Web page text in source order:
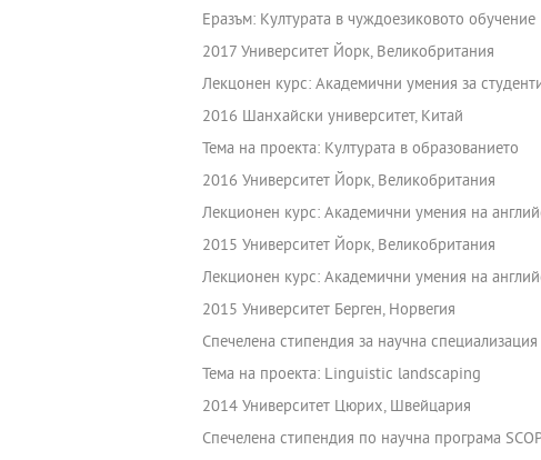
Еразъм: Културата в чуждоезиковото обучение
2017 Университет Йорк, Великобритания
Лекцонен курс: Академични умения за
2016 Шанхайски университет, Китай
Тема на проекта: Културата в образованието
2016 Университет Йорк, Великобритания
Лекционен курс: Академични умения на
2015 Университет Йорк, Великобритания
Лекционен курс: Академични умения на
2015 Университет Берген, Норвегия
Спечелена стипендия за научна
Тема на проекта: Linguistic landscaping
2014 Университет Цюрих, Швейцария
Спечелена стипендия по научна програма